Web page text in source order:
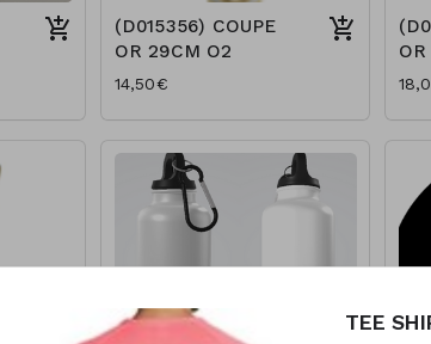
(D015356) COUPE
OR 29CM O2
14,50€
TEE